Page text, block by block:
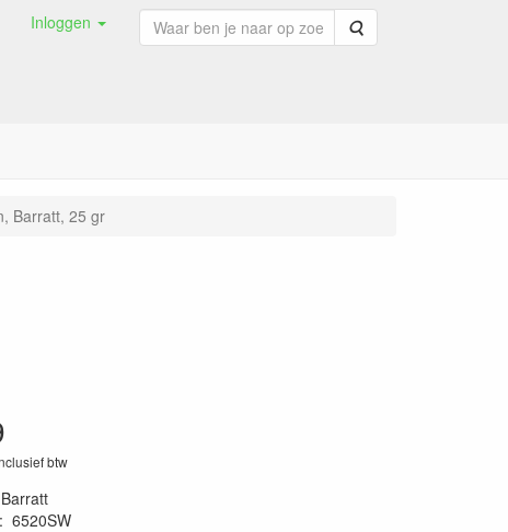
Inloggen Zoeken
Barratt, 25 gr
btw
Barratt
6520SW